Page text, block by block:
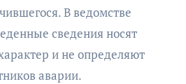
В ведомстве
сведения носят
и не определяют
аварии.